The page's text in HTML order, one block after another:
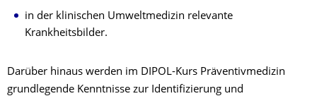
in der klinischen Umweltmedizin relevante
Krankheitsbilder.
Darüber hinaus werden im DIPOL-Kurs Präventivmedizin
grundlegende Kenntnisse zur Identifizierung und